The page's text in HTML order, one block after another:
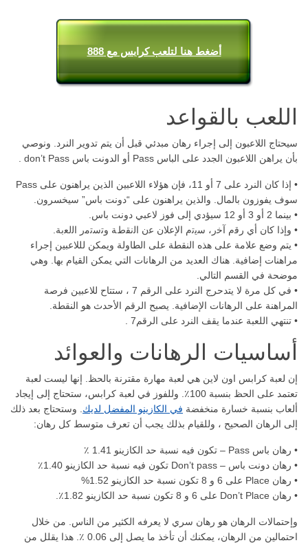
أضغط هنا لتلعب كرابس مع 888
اللعب بالقواعد
سيحتاج اللاعبون إلى إجراء رهان مبدئي قبل أن يتم تدوير النرد. ونوصي
بأن يراهن اللاعبون الجدد على الباس Pass أو الدونت باس don’t Pass .
• إذا كان النرد على 7 أو 11، فإن هؤلاء اللاعبين الذين يراهنون على Pass
سوف يفوزون بالمال. والذين يراهنون على “دونت باس” سيخسرون.
• بينما 2 أو 3 أو 12 سيؤدي إلى فوز لاعبي دونت باس.
• وإذا كان أي رﻗم آﺧر، ﺳﯾﺗم اﻹﻋﻼن ﻋن اﻟﻧﻘطﺔ وﺗﺳﺗﻣر اﻟﻟﻌﺑﺔ.
• يتم وضع علامة على هذه النقطة على الطاولة ويمكن لللاعبين إجراء
مراهنات إضافية. هناك العديد من الرهانات التي يمكن القيام بها. وهي
موضحة في القسم التالي.
• في كل مرة لا يتدحرج النرد على الرقم 7 ، ستتاح للاعبين فرصة
المراهنة على الرهانات الإضافية. يصبح الرقم الأحدث هو النقطة.
• تنتهي اللعبة عندما يقف النرد على الرقم7 .
أساسيات الرهانات والعوائد
إن لعبة كرابس اون لاين هي لعبة مهارة مقترنة بالحظ. إنها ليست لعبة
تعتمد على الحظ بنسبة 100٪. وللفوز في لعبة كرابس، ستحتاج إلى إيجاد
ألعاب بنسبة خسارة منخفضة في الكازينو المفضل لديك. وستحتاج بعد ذلك
إلى الرهان الصحيح ، وللقيام بذلك يجب أن تعرف متوسط كل رهان:
• رهان باس Pass – تكون فيه نسبة حد الكازينو 1.41 ٪
• رهان دونت باس – Don’t pass تكون فيه نسبة حد الكازينو 1.40٪
• رهان Place على 6 و 8 تكون نسبة حد الكازينو 1.52%
• رهان Don’t Place على 6 و 8 تكون نسبة حد الكازينو 1.82٪.
وإحتمالات الرهان هو رهان سري لا يعرفه الكثير من الناس. من خلال
احتمالين من الرهان، يمكنك أن تأخذ ما يصل إلى 0.06 ٪. هذا يقلل من